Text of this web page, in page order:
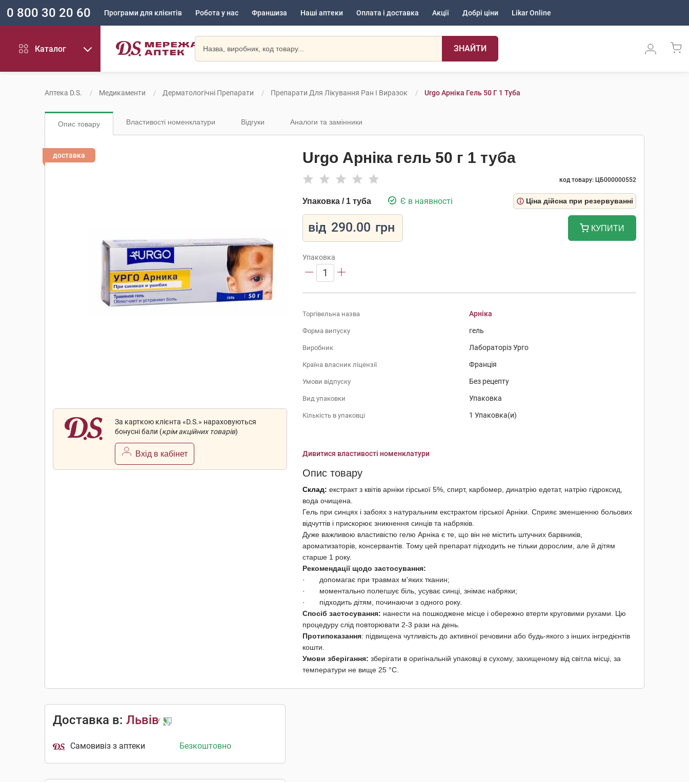
0 800 30 20 60 Програми для клієнтів Робота у нас Франшиза Наші аптеки Оплата і доставка Акції Добрі ціни Likar Online
Каталог ЗНАЙТИ
Аптека D.S. Медикаменти Дерматологічні Препарати Препарати Для Лікування Ран І Виразок Urgo Арніка Гель 50 Г 1 Туба
Опис товару Властивості номенклатури Відгуки Аналоги та замінники
доставка
За карткою клієнта «D.S.» нараховуються
бонусні бали (крім акційних товарів)
Вхід в кабінет
Urgo Арніка гель 50 г 1 туба
код товару: ЦБ000000552
Упаковка / 1 туба Є в наявності Ціна дійсна при резервуванні
від 290.00 грн КУПИТИ
Упаковка
1
Торгівельна назва Арніка
Форма випуску гель
Виробник Лабораторіз Урго
Країна власник ліцензії Франція
Умови відпуску Без рецепту
Вид упаковки Упаковка
Кількість в упаковці 1 Упаковка(и)
Дивитися властивості номенклатури
Опис товару
Склад: екстракт з квітів арніки гірської 5%, спирт, карбомер, динатрію едетат, натрію гідроксид,
вода очищена.
Гель при синцях і забоях з натуральним екстрактом гірської Арніки. Сприяє зменшенню больових
відчуттів і прискорює зникнення синців та набряків.
Дуже важливою властивістю гелю Арніка є те, що він не містить штучних барвників,
ароматизаторів, консервантів. Тому цей препарат підходить не тільки дорослим, але й дітям
старше 1 року.
Рекомендації щодо застосування:
· допомагає при травмах м'яких тканин;
· моментально полегшує біль, усуває синці, знімає набряки;
· підходить дітям, починаючи з одного року.
Спосіб застосування: нанести на пошкоджене місце і обережно втерти круговими рухами. Цю
процедуру слід повторювати 2-3 рази на день.
Протипоказання: підвищена чутливість до активної речовини або будь-якого з інших інгредієнтів
кошти.
Умови зберігання: зберігати в оригінальній упаковці в сухому, захищеному від світла місці, за
температури не вище 25 °С.
Доставка в: Львів
Самовивіз з аптеки Безкоштовно